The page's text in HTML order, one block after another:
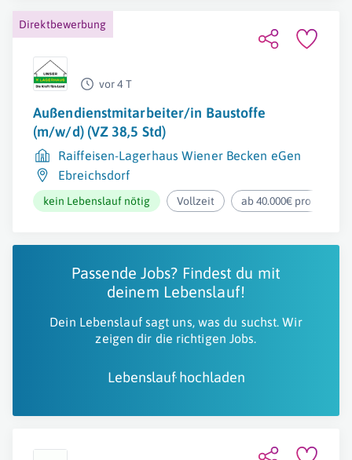
Direktbewerbung
vor 4 T
Außendienstmitarbeiter/in Baustoffe
(m/w/d) (VZ 38,5 Std)
Raiffeisen-Lagerhaus Wiener Becken eGen
Ebreichsdorf
kein Lebenslauf nötig Vollzeit ab 40.000€ pro Jahr
Passende Jobs? Findest du mit
deinem Lebenslauf!
Dein Lebenslauf sagt uns, was du suchst. Wir
zeigen dir die richtigen Jobs.
Lebenslauf hochladen